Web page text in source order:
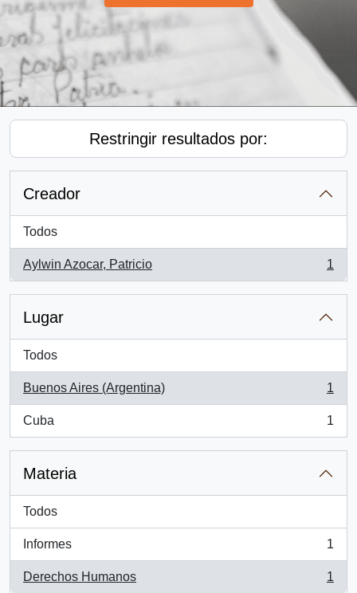
Restringir resultados por:
Creador
Todos
Aylwin Azocar, Patricio
, 1 resultados
1
Lugar
Todos
Buenos Aires (Argentina)
, 1 resultados
1
Cuba
, 1 resultados
1
Materia
Todos
Informes
, 1 resultados
1
Derechos Humanos
, 1 resultados
1